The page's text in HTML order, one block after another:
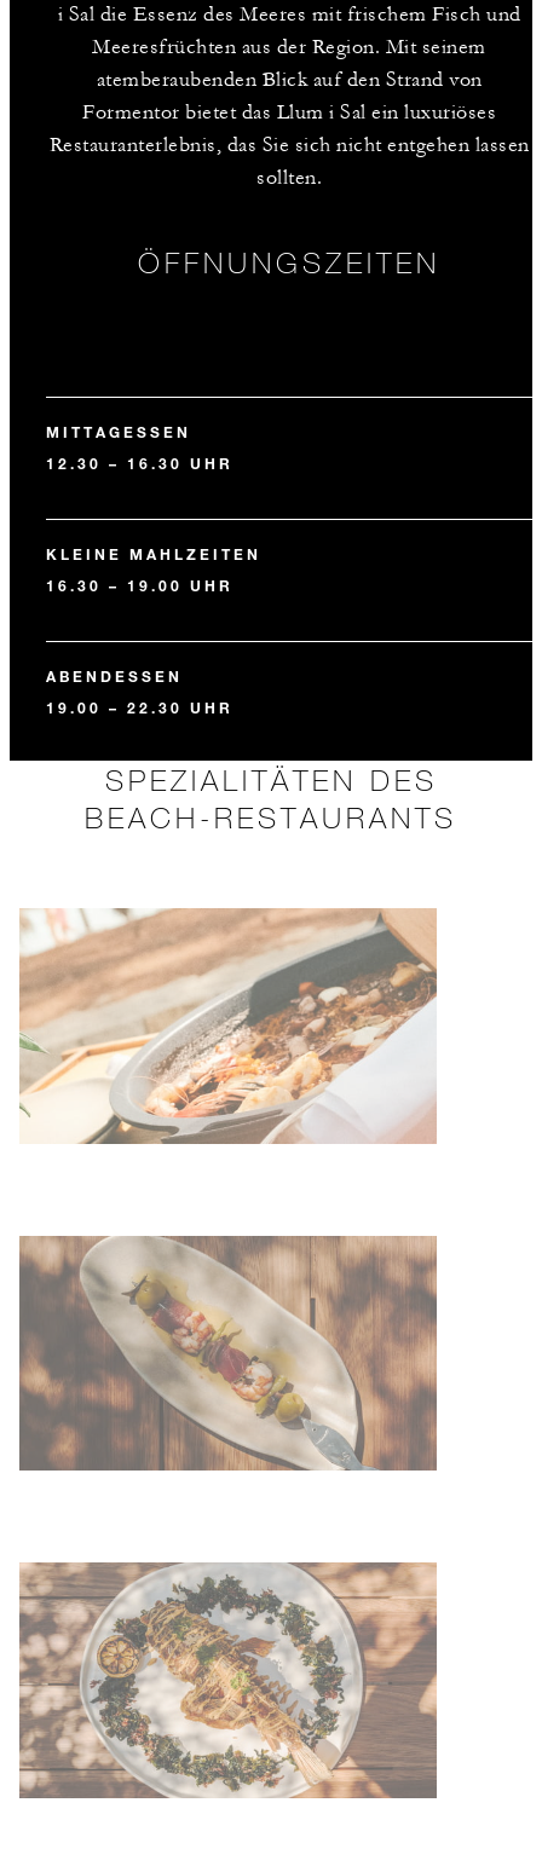
i Sal die Essenz des Meeres mit frischem Fisch und
Meeresfrüchten aus der Region. Mit seinem
atemberaubenden Blick auf den Strand von
Formentor bietet das Llum i Sal ein luxuriöses
Restauranterlebnis, das Sie sich nicht entgehen lassen
sollten.
ÖFFNUNGSZEITEN
MITTAGESSEN
12.30 – 16.30 UHR
KLEINE MAHLZEITEN
16.30 – 19.00 UHR
ABENDESSEN
19.00 – 22.30 UHR
SPEZIALITÄTEN DES
BEACH-RESTAURANTS